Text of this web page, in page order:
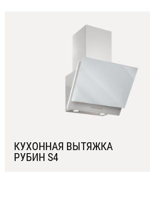
КУХОННАЯ ВЫТЯЖКА
РУБИН S4